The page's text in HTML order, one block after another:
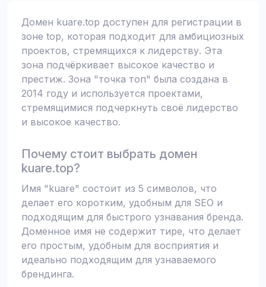
Домен kuare.top доступен для регистрации в
зоне top, которая подходит для амбициозных
проектов, стремящихся к лидерству. Эта
зона подчёркивает высокое качество и
престиж. Зона "точка топ" была создана в
2014 году и используется проектами,
стремящимися подчеркнуть своё лидерство
и высокое качество.
Почему стоит выбрать домен
kuare.top?
Имя "kuare" состоит из 5 символов, что
делает его коротким, удобным для SEO и
подходящим для быстрого узнавания бренда.
Доменное имя не содержит тире, что делает
его простым, удобным для восприятия и
идеально подходящим для узнаваемого
брендинга.